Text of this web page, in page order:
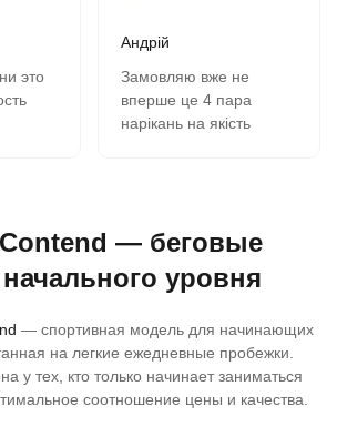
это
Андрій
Замовляю вже не
вперше це 4 пара
нарікань на якість
отримав всім
— беговые
уровня
— спортивная модель для начинающих
на легкие ежедневные пробежки.
у тех, кто только начинает заниматься
соотношение цены и качества.